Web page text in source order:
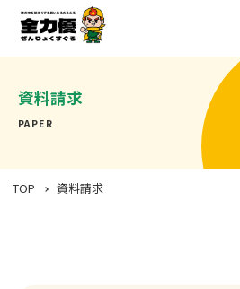
資料請求
PAPER
TOP 資料請求